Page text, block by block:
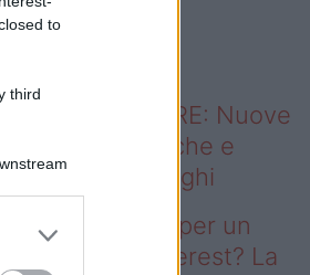
to
third
sapevi che...
ABITARE: Nuove
domestiche e
dei luoghi
– Il segreto per un
da Pinterest? La